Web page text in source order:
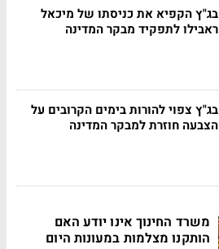
בג"ץ הקפיא את כניסתו של מיכאל
ראבילו לתפקיד מבקר המדינה
בג"ץ צפוי להורות בימים הקרובים על
הצבעה חוזרת למבקר המדינה
משרד החינוך אינו יודע האם
הותקנו מצלמות במעונות היום